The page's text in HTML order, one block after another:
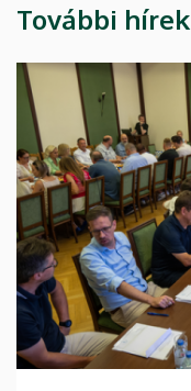
További hírek